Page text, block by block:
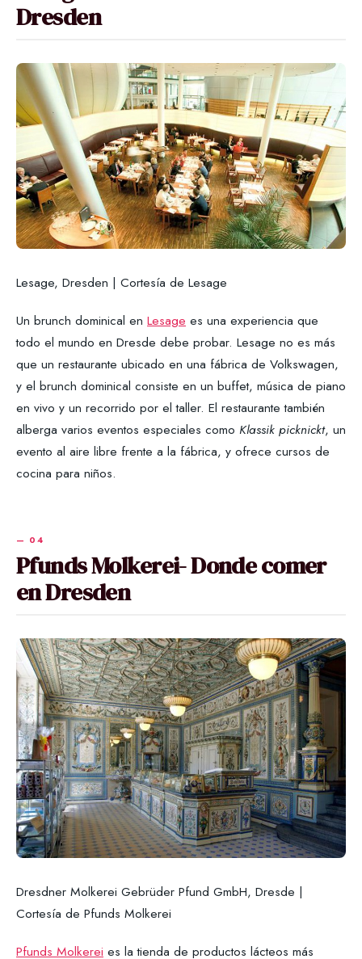
Dresden
Lesage, Dresden | Cortesía de Lesage
Un brunch dominical en Lesage es una experiencia que
todo el mundo en Dresde debe probar. Lesage no es más
que un restaurante ubicado en una fábrica de Volkswagen,
y el brunch dominical consiste en un buffet, música de piano
en vivo y un recorrido por el taller. El restaurante también
alberga varios eventos especiales como Klassik picknickt, un
evento al aire libre frente a la fábrica, y ofrece cursos de
cocina para niños.
Pfunds Molkerei- Donde comer
en Dresden
Dresdner Molkerei Gebrüder Pfund GmbH, Dresde |
Cortesía de Pfunds Molkerei
Pfunds Molkerei es la tienda de productos lácteos más